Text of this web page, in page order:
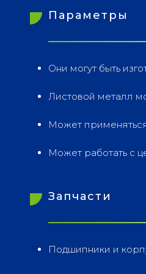
Параметры
Они могут быть
Листовой металл
Может
Может работать с
Запчасти
Подшипники и